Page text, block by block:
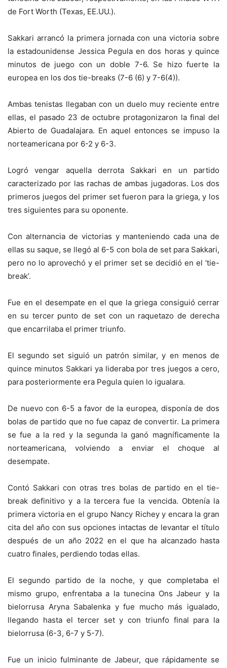
de Fort Worth (Texas, EE.UU.).
Sakkari arrancó la primera jornada con una victoria sobre
la estadounidense Jessica Pegula en dos horas y quince
minutos de juego con un doble 7-6. Se hizo fuerte la
europea en los dos tie-breaks (7-6 (6) y 7-6(4)).
Ambas tenistas llegaban con un duelo muy reciente entre
ellas, el pasado 23 de octubre protagonizaron la final del
Abierto de Guadalajara. En aquel entonces se impuso la
norteamericana por 6-2 y 6-3.
Logró vengar aquella derrota Sakkari en un partido
caracterizado por las rachas de ambas jugadoras. Los dos
primeros juegos del primer set fueron para la griega, y los
tres siguientes para su oponente.
Con alternancia de victorias y manteniendo cada una de
ellas su saque, se llegó al 6-5 con bola de set para Sakkari,
pero no lo aprovechó y el primer set se decidió en el ‘tie-
break’.
Fue en el desempate en el que la griega consiguió cerrar
en su tercer punto de set con un raquetazo de derecha
que encarrilaba el primer triunfo.
El segundo set siguió un patrón similar, y en menos de
quince minutos Sakkari ya lideraba por tres juegos a cero,
para posteriormente era Pegula quien lo igualara.
De nuevo con 6-5 a favor de la europea, disponía de dos
bolas de partido que no fue capaz de convertir. La primera
se fue a la red y la segunda la ganó magníficamente la
norteamericana, volviendo a enviar el choque al
desempate.
Contó Sakkari con otras tres bolas de partido en el tie-
break definitivo y a la tercera fue la vencida. Obtenía la
primera victoria en el grupo Nancy Richey y encara la gran
cita del año con sus opciones intactas de levantar el título
después de un año 2022 en el que ha alcanzado hasta
cuatro finales, perdiendo todas ellas.
El segundo partido de la noche, y que completaba el
mismo grupo, enfrentaba a la tunecina Ons Jabeur y la
bielorrusa Aryna Sabalenka y fue mucho más igualado,
llegando hasta el tercer set y con triunfo final para la
bielorrusa (6-3, 6-7 y 5-7).
Fue un inicio fulminante de Jabeur, que rápidamente se